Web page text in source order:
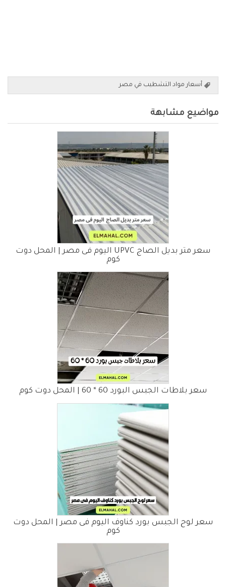
أسعار مواد التشطيب في مصر
مواضيع مشابهة
سعر متر بديل الصاج UPVC اليوم فى مصر | المحل دوت
كوم
سعر بلاطات الجبس البورد 60 * 60 | المحل دوت كوم
سعر لوح الجبس بورد كناوف اليوم فى مصر | المحل دوت
كوم